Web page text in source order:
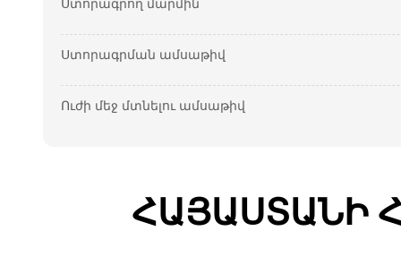
Ստորագրող մարմին
Ստորագրման ամսաթիվ
Ուժի մեջ մտնելու ամսաթիվ
ՀԱՅԱՍՏԱՆԻ